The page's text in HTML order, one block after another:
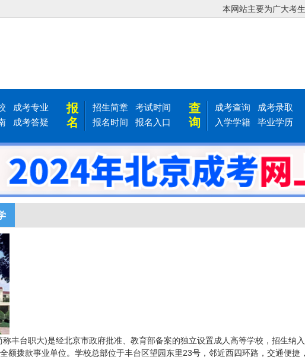
本网站主要为广大考
成考专业
成考答疑
报
名
招生简章
考试时间
报名时间
报名入口
查
询
成考查询
成考录取
入学学籍
毕业学历
丰台职大)是经北京市政府批准、教育部备案的独立设置成人高等学校，招生
额拨款事业单位。学校总部位于丰台区望园东里23号，邻近西四环路，交通便